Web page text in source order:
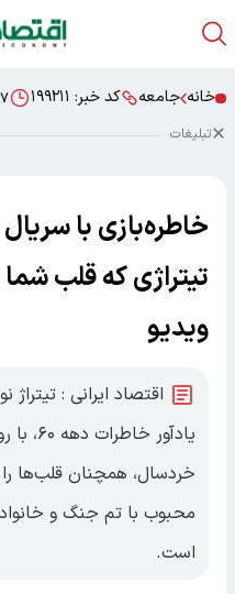
خانه جامعه کد خبر: ۱۹۹۲۱۱ ۰۷ آذر
تبلیغات
خاطره‌بازی با
تیتراژی که قلب
ویدیو
اقتصاد ایرانی :
یادآور
خردسال، همچنان قلب‌ها
محبوب با تم جنگ و
است.